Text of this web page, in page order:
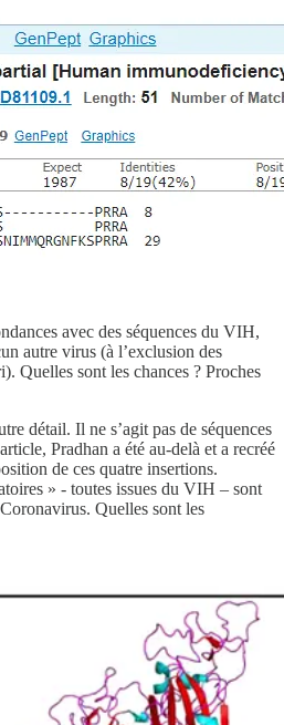
avec des séquences du VIH,
autre virus (à l’exclusion des
Quelles sont les chances ? Proches
détail. Il ne s’agit pas de séquences
Pradhan a été au-delà et a recréé
de ces quatre insertions.
» - toutes issues du VIH – sont
Quelles sont les